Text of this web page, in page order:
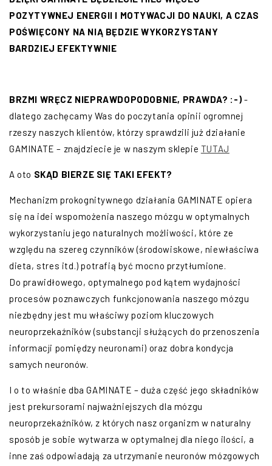
POZYTYWNEJ ENERGII I MOTYWACJI DO NAUKI, A CZAS
POŚWIĘCONY NA NIĄ BĘDZIE WYKORZYSTANY
BARDZIEJ EFEKTYWNIE
BRZMI WRĘCZ NIEPRAWDOPODOBNIE, PRAWDA? :-)-
dlatego zachęcamy Was do poczytania opinii ogromnej
rzeszy naszych klientów, którzy sprawdzili już działanie
GAMINATE – znajdziecie je w naszym sklepie TUTAJ
A oto SKĄD BIERZE SIĘ TAKI EFEKT?
Mechanizm prokognitywnego działania GAMINATE opiera
się na idei wspomożenia naszego mózgu w optymalnych
wykorzystaniu jego naturalnych możliwości, które ze
względu na szereg czynników (środowiskowe, niewłaściwa
dieta, stres itd.) potrafią być mocno przytłumione.
Do prawidłowego, optymalnego pod kątem wydajności
procesów poznawczych funkcjonowania naszego mózgu
niezbędny jest mu właściwy poziom kluczowych
neuroprzekaźników (substancji służących do przenoszenia
informacji pomiędzy neuronami) oraz dobra kondycja
samych neuronów.
I o to właśnie dba GAMINATE – duża część jego składników
jest prekursorami najważniejszych dla mózgu
neuroprzekaźników, z których nasz organizm w naturalny
sposób je sobie wytwarza w optymalnej dla niego ilości, a
inne zaś odpowiadają za utrzymanie neuronów mózgowych